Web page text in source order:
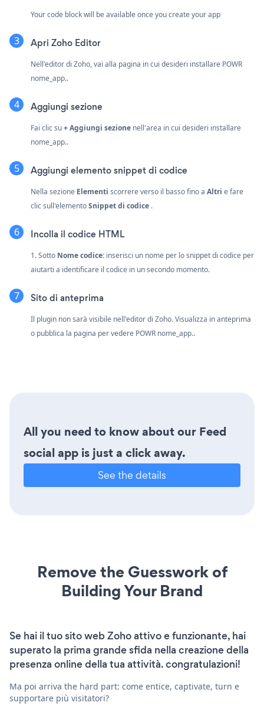
Your code block will be available once you create your app
Apri Zoho Editor
Nell'editor di Zoho, vai alla pagina in cui desideri installare POWR
nome_app..
Aggiungi sezione
Fai clic su+ Aggiungi sezione nell'area in cui desideri installare
nome_app..
Aggiungi elemento snippet di codice
Nella sezione Elementi scorrere verso il basso fino a Altri e fare
clic sull'elementoSnippet di codice .
Incolla il codice HTML
1. Sotto Nome codice: inserisci un nome per lo snippet di codice per
aiutarti a identificare il codice in un secondo momento.
Sito di anteprima
Il plugin non sarà visibile nell'editor di Zoho. Visualizza in anteprima
o pubblica la pagina per vedere POWR nome_app..
All you need to know about our Feed
social app is just a click away.
See the details
Remove the Guesswork of
Building Your Brand
Se hai il tuo sito web Zoho attivo e funzionante, hai
superato la prima grande sfida nella creazione della
presenza online della tua attività. congratulazioni!
Ma poi arriva the hard part: come entice, captivate, turn e
supportare più visitatori?